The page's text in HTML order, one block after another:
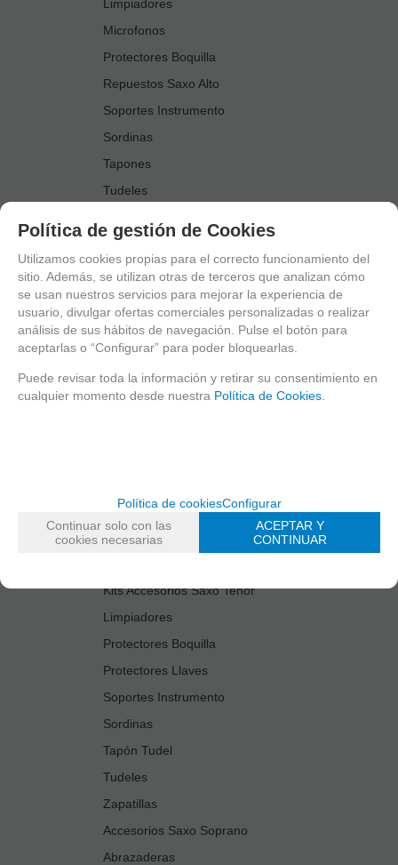
Limpiadores
Microfonos
Protectores Boquilla
Repuestos Saxo Alto
Soportes Instrumento
Sordinas
Tapones
Tudeles
Accesorios Saxo Tenor
Abrazaderas
Anillo Fonico Saxo Tenor
Atriles Marcha
Boquillas
Boquilleros
Cañas
Estuches Guardacañas
Estuches Instrumento
Kits Accesorios Saxo Tenor
Limpiadores
Protectores Boquilla
Protectores Llaves
Soportes Instrumento
Sordinas
Tapón Tudel
Tudeles
Zapatillas
Accesorios Saxo Soprano
Abrazaderas
Política de gestión de Cookies
Utilizamos cookies propias para el correcto funcionamiento del
sitio. Además, se utilizan otras de terceros que analizan cómo
se usan nuestros servicios para mejorar la experiencia de
usuario, divulgar ofertas comerciales personalizadas o realizar
análisis de sus hábitos de navegación. Pulse el botón para
aceptarlas o “Configurar” para poder bloquearlas.
Puede revisar toda la información y retirar su consentimiento en
cualquier momento desde nuestra Política de Cookies.
Política de cookiesConfigurar
Continuar solo con las
cookies necesarias
ACEPTAR Y
CONTINUAR